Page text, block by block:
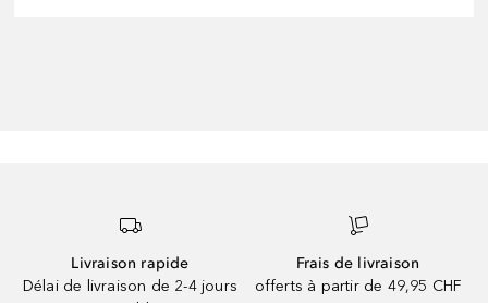
Livraison rapide
Délai de livraison de 2-4 jours
Frais de livraison
offerts à partir de 49,95 CHF